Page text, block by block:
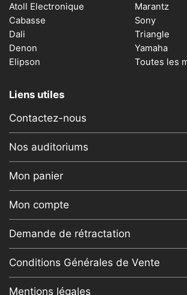
Atoll Electronique
Cabasse
Dali
Denon
Elipson
Marantz
Sony
Triangle
Yamaha
Toutes les
Liens utiles
Contactez-nous
Nos auditoriums
Mon panier
Mon compte
Demande de rétractation
Conditions Générales de Vente
Mentions légales